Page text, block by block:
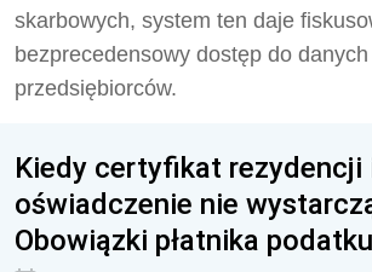
skarbowych, system ten daje
bezprecedensowy dostęp do danych
przedsiębiorców.
Kiedy certyfikat rezydencji
oświadczenie nie
Obowiązki płatnika